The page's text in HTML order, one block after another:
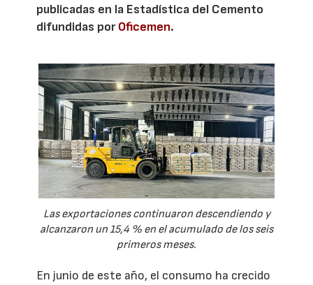
publicadas en la Estadística del Cemento
difundidas porOficemen.
Las exportaciones continuaron descendiendo y
alcanzaron un 15,4 % en el acumulado de los seis
primeros meses.
En junio de este año, el consumo ha crecido